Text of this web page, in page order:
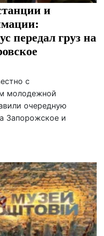
и
передал груз на
с
молодежной
очередную
Запорожское и